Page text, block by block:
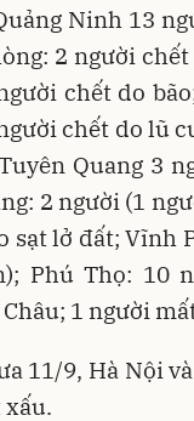
Ninh 13
2 người
chết do
chết do lũ
Quang 3
2 người (1
sạt lở đất; Vĩnh
Phú Thọ: 10
1 người
11/9, Hà Nội